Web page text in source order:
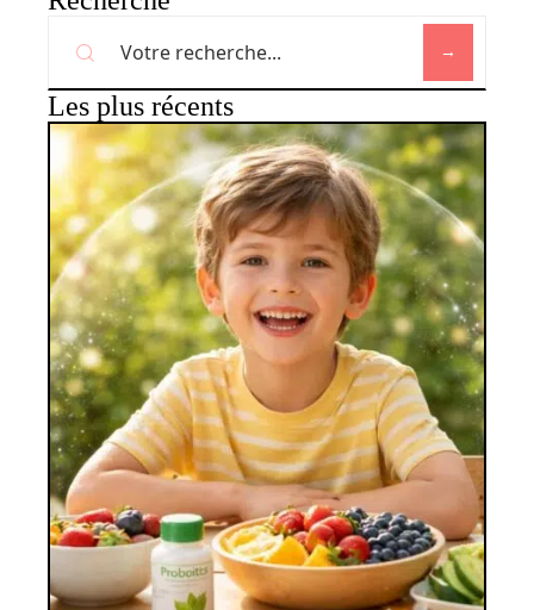
Les plus récents